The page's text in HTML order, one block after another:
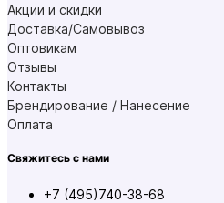
Акции и скидки
Доставка/Самовывоз
Оптовикам
Отзывы
Контакты
Брендирование / Нанесение
Оплата
Свяжитесь с нами
+7 (495)740-38-68